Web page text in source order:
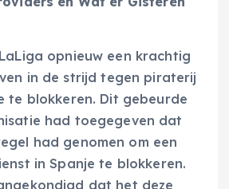
opnieuw een krachtig
in de strijd tegen piraterij
te blokkeren. Dit gebeurde
had toegegeven dat
had genomen om een
in Spanje te blokkeren.
dat het deze